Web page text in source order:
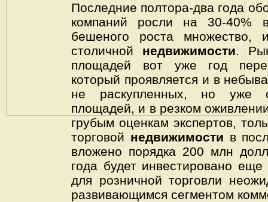
Последние полтора-два года
компаний росли на 30-40%
бешеного роста множество,
столичной недвижимости.
площадей вот уже год
который проявляется и в
не раскупленных, но уже
площадей, и в резком
грубым оценкам экспертов,
торговой недвижимости в
вложено порядка 200 млн
года будет инвестировано
для розничной торговли
развивающимся сегментом